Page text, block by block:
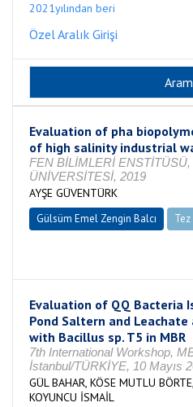
2021yılından beri
Özel Aralık Girişi
Evaluation of pha
of high salinity industrial
FEN BİLİMLERİ
ÜNİVERSİTESİ, 2019
AYŞE GÜVENTÜRK
Gülsüm Emel Zengin Balcı Tez
Evaluation of QQ Bacteria
Pond Saltern and
with Bacillus sp. T5 in MBR
7th International Workshop,
İstanbul/TÜRKİYE, 10 Mayıs
GÜL BAHAR, KÖSE MUTLU
KOYUNCU İSMAİL